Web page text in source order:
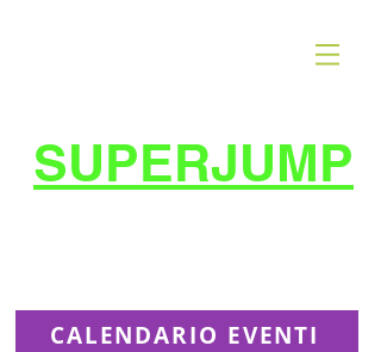
SUPERJUMP
CALENDARIO EVENTI